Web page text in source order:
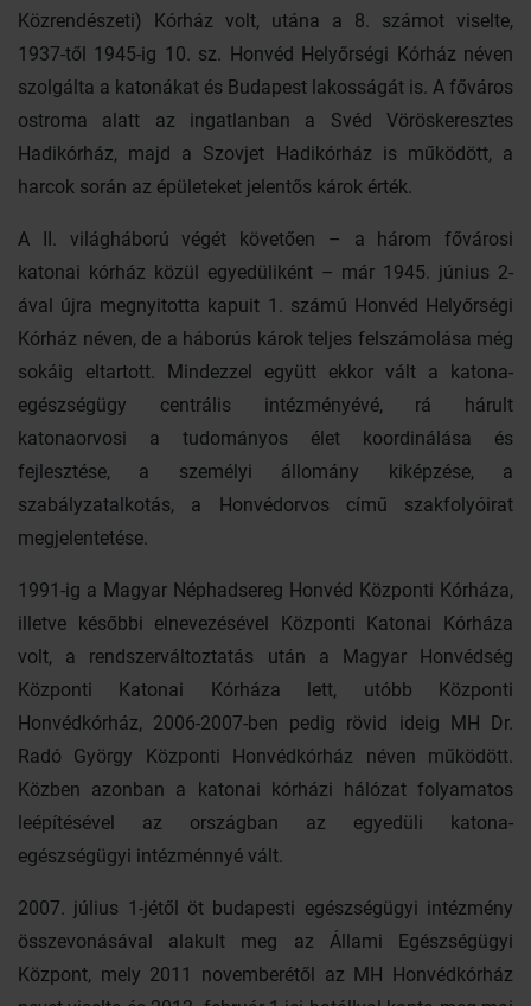
Közrendészeti) Kórház volt, utána a 8. számot viselte,
1937-től 1945-ig 10. sz. Honvéd Helyőrségi Kórház néven
szolgálta a katonákat és Budapest lakosságát is. A főváros
ostroma alatt az ingatlanban a Svéd Vöröskeresztes
Hadikórház, majd a Szovjet Hadikórház is működött, a
harcok során az épületeket jelentős károk érték.
A II. világháború végét követően – a három fővárosi
katonai kórház közül egyedüliként – már 1945. június 2-
ával újra megnyitotta kapuit 1. számú Honvéd Helyőrségi
Kórház néven, de a háborús károk teljes felszámolása még
sokáig eltartott. Mindezzel együtt ekkor vált a katona-
egészségügy centrális intézményévé, rá hárult
katonaorvosi a tudományos élet koordinálása és
fejlesztése, a személyi állomány kiképzése, a
szabályzatalkotás, a Honvédorvos című szakfolyóirat
megjelentetése.
1991-ig a Magyar Néphadsereg Honvéd Központi Kórháza,
illetve későbbi elnevezésével Központi Katonai Kórháza
volt, a rendszerváltoztatás után a Magyar Honvédség
Központi Katonai Kórháza lett, utóbb Központi
Honvédkórház, 2006-2007-ben pedig rövid ideig MH Dr.
Radó György Központi Honvédkórház néven működött.
Közben azonban a katonai kórházi hálózat folyamatos
leépítésével az országban az egyedüli katona-
egészségügyi intézménnyé vált.
2007. július 1-jétől öt budapesti egészségügyi intézmény
összevonásával alakult meg az Állami Egészségügyi
Központ, mely 2011 novemberétől az MH Honvédkórház